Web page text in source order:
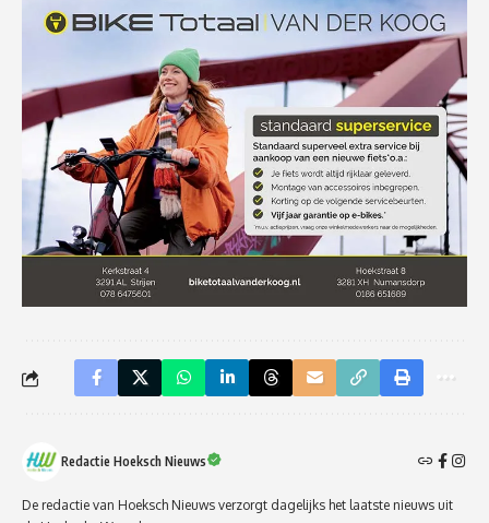
Redactie Hoeksch Nieuws
De redactie van Hoeksch Nieuws verzorgt dagelijks het laatste nieuws uit